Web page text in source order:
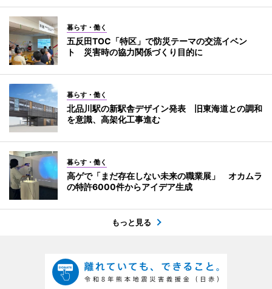
暮らす・働く
五反田TOC「特区」で防災テーマの交流イベン
ト 災害時の協力関係づくり目的に
暮らす・働く
北品川駅の新駅舎デザイン発表 旧東海道との調和
を意識、高架化工事進む
暮らす・働く
高ゲで「まだ存在しない未来の職業展」 オカムラ
の特許6000件からアイデア生成
もっと見る